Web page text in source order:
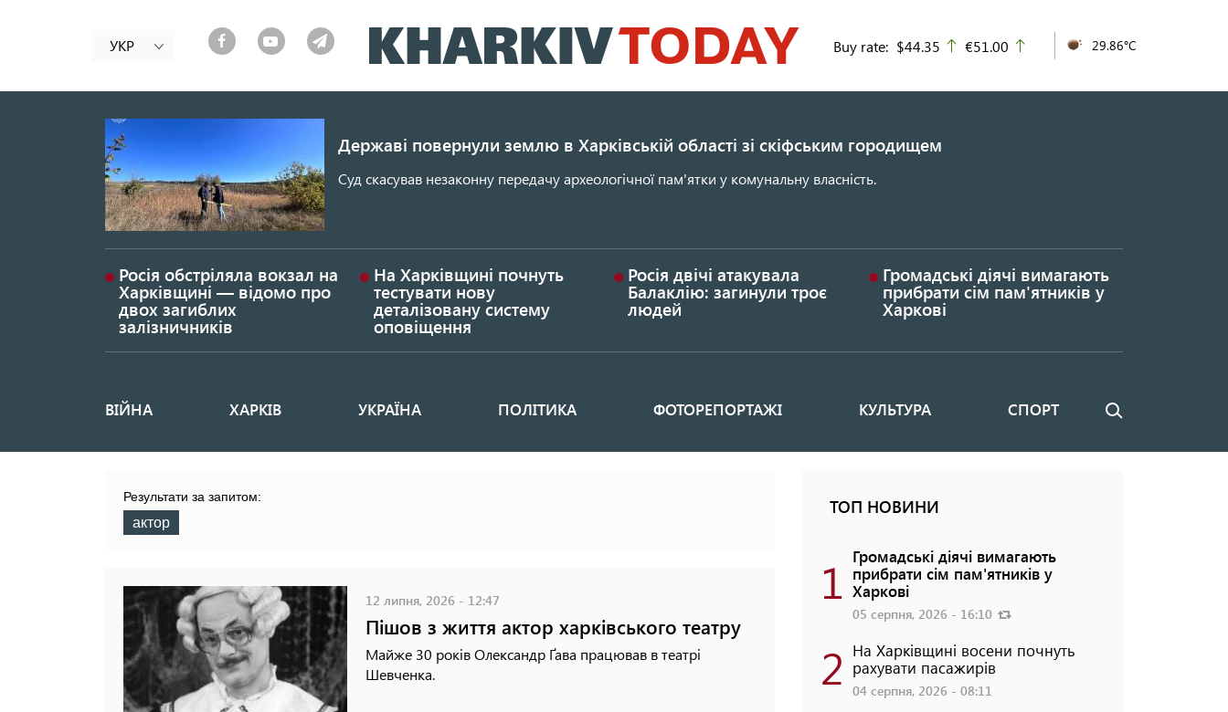
до
основного
УКР Buy rate: $44.35 up
€51.00 29.86°C
Державі повернули землю в Харківській області зі скіфським городищем
Суд скасував незаконну передачу археологічної пам'ятки у комунальну власність.
Росія обстріляла вокзал на
Харківщині — відомо про
двох загиблих
залізничників
На Харківщині почнуть
тестувати нову
деталізовану систему
оповіщення
Росія двічі атакувала
Балаклію: загинули троє
людей
Громадські діячі вимагають
прибрати сім пам'ятників у
Харкові
Основная
ВІЙНА ХАРКІВ УКРАЇНА ПОЛІТИКА ФОТОРЕПОРТАЖІ КУЛЬТУРА СПОРТ Пошук
Результати за запитом:
актор
12 липня, 2026 - 12:47
Пішов з життя актор харківського театру
Майже 30 років Олександр Ґава працював в театрі
Шевченка.
ТОП НОВИНИ
1 Громадські діячі вимагають
прибрати сім пам'ятників у
Харкові
05 серпня, 2026 - 16:10
2 На Харківщині восени почнуть
рахувати пасажирів
04 серпня, 2026 - 08:11